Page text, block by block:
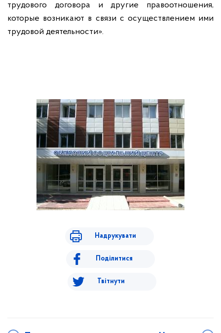
трудового договора и другие правоотношения,
которые возникают в связи с осуществлением ими
трудовой деятельности».
Надрукувати
Поділитися
Твітнути